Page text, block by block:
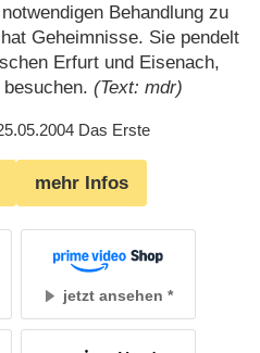
Behandlung zu
Geheimnisse. Sie pendelt
Erfurt und Eisenach,
(Text: mdr)
Das Erste
mehr Infos
jetzt ansehen